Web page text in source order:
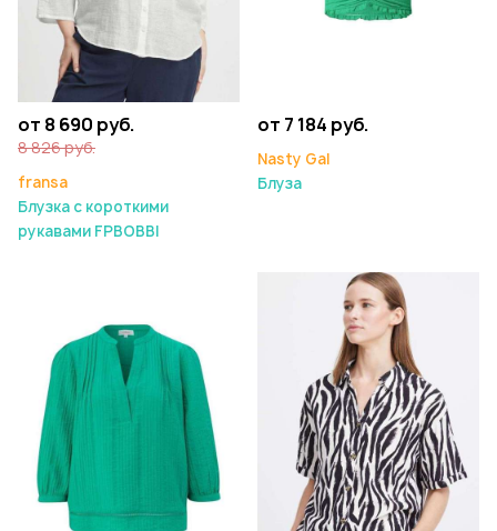
от 8 690 руб.
8 826 руб.
fransa
Блузка с короткими
рукавами FPBOBBI
от 7 184 руб.
Nasty Gal
Блуза